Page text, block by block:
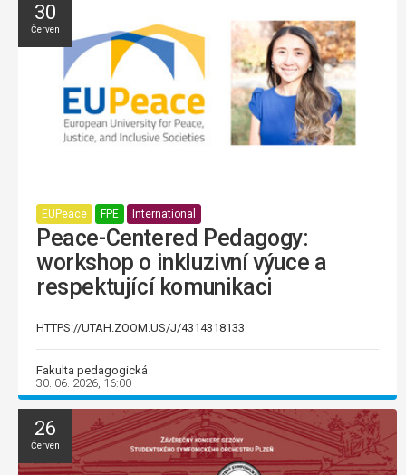
30
Červen
EUPeace FPE International
Peace-Centered Pedagogy:
workshop o inkluzivní výuce a
respektující komunikaci
HTTPS://UTAH.ZOOM.US/J/4314318133
Fakulta pedagogická
30. 06. 2026, 16:00
26
Červen